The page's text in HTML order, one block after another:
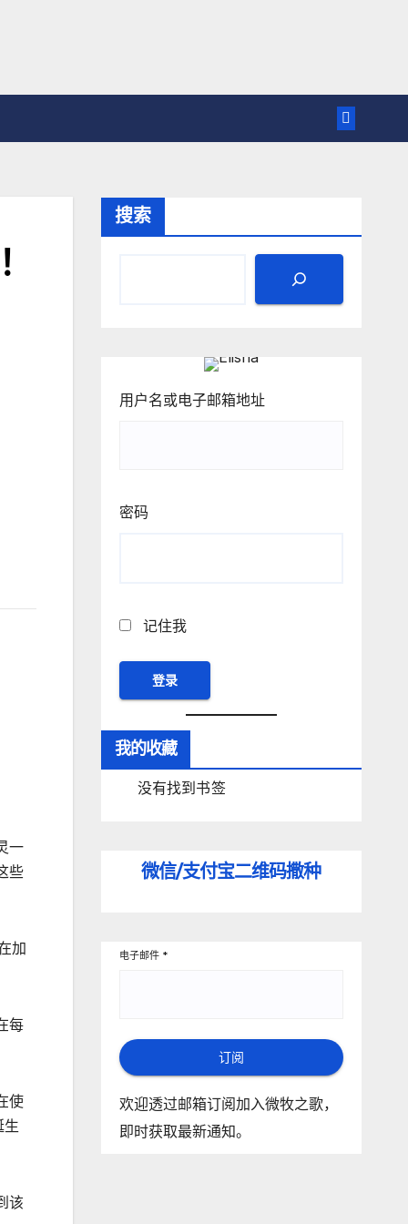
一
些
加
每
使
生
该
搜索
用户名或电子邮箱地址
密码
记住我
我的收藏
没有找到书签
微信/支付宝二维码撒种
电子邮件 *
订阅
欢迎透过邮箱订阅加入微牧之歌，
即时获取最新通知。